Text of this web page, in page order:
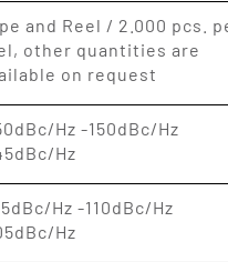
and Reel / 2.000 pcs.
other quantities are
on request
Hz -150dBc/Hz
Hz
Hz -110dBc/Hz
Hz